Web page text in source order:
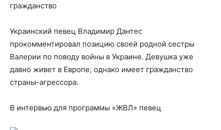
гражданство
Украинский певец Владимир Дантес
прокомментировал позицию своей родной сестры
Валерии по поводу войны в Украине. Девушка уже
давно живет в Европе, однако имеет гражданство
страны-агрессора.
В интервью для программы «ЖВЛ» певец